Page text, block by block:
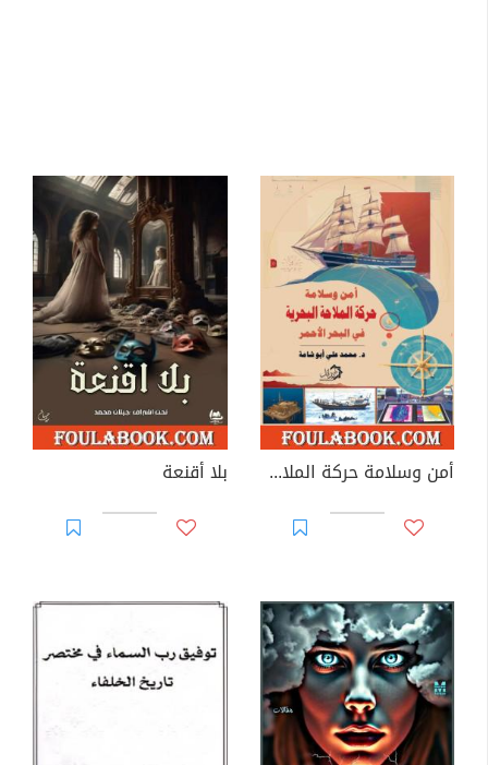
أمن وسلامة حركة الملاحة البحرية في البحر الأحمر بلا أقنعة